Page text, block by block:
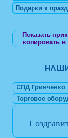
Подарки к
Показать
копировать в
СПД Гринченко
Торговое